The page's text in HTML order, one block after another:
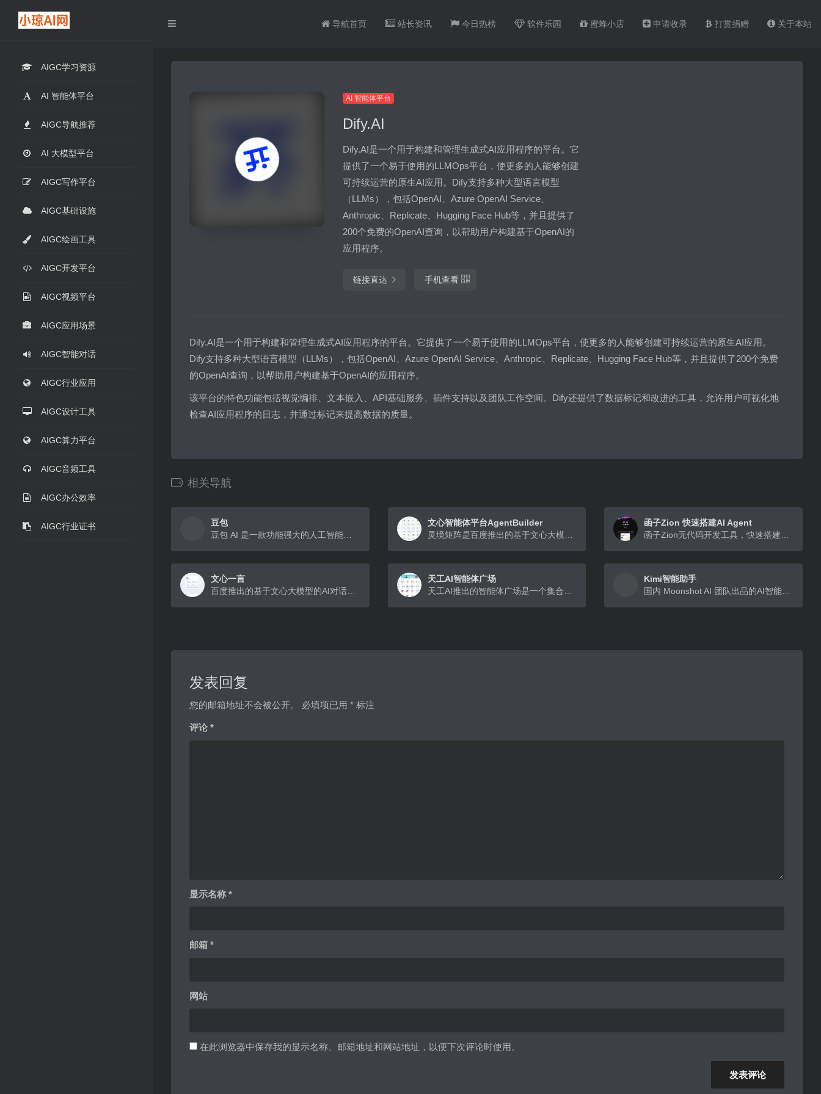
AIGC学习资源
AI 智能体平台
AIGC导航推荐
AI 大模型平台
AIGC写作平台
AIGC基础设施
AIGC绘画工具
AIGC开发平台
AIGC视频平台
AIGC应用场景
AIGC智能对话
AIGC行业应用
AIGC设计工具
AIGC算力平台
AIGC音频工具
AIGC办公效率
AIGC行业证书
导航首页 站长资讯 今日热榜 软件乐园 蜜蜂小店 申请收录 打赏捐赠 关于本站
AI 智能体平台
Dify.AI
Dify.AI是一个用于构建和管理生成式AI应用程序的平台。它
提供了一个易于使用的LLMOps平台，使更多的人能够创建
可持续运营的原生AI应用。Dify支持多种大型语言模型
（LLMs），包括OpenAI、Azure OpenAI Service、
Anthropic、Replicate、Hugging Face Hub等，并且提供了
200个免费的OpenAI查询，以帮助用户构建基于OpenAI的
应用程序。
链接直达 手机查看
Dify.AI是一个用于构建和管理生成式AI应用程序的平台。它提供了一个易于使用的LLMOps平台，使更多的人能够创建可持续运营的原生AI应用。
Dify支持多种大型语言模型（LLMs），包括OpenAI、Azure OpenAI Service、Anthropic、Replicate、Hugging Face Hub等，并且提供了200个免费
的OpenAI查询，以帮助用户构建基于OpenAI的应用程序。
该平台的特色功能包括视觉编排、文本嵌入、API基础服务、插件支持以及团队工作空间。Dify还提供了数据标记和改进的工具，允许用户可视化地
检查AI应用程序的日志，并通过标记来提高数据的质量。
相关导航
豆包
文心智能体平台AgentBuilder
函子Zion 快速搭建AI Agent
文心一言
天工AI智能体广场
Kimi智能助手
发表回复
您的邮箱地址不会被公开。 必填项已用 * 标注
评论 *
显示名称 *
邮箱 *
网站
在此浏览器中保存我的显示名称、邮箱地址和网站地址，以便下次评论时使用。